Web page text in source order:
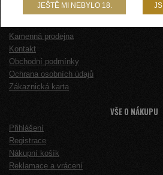
Kamenná prodejna
Kontakt
Obchodní podmínky
Ochrana osobních údajů
Zákaznická karta
VŠE O NÁKUPU
Přihlášení
Registrace
Nákupní košík
Reklamace a vrácení
JEŠTĚ MI NEBYLO 18.